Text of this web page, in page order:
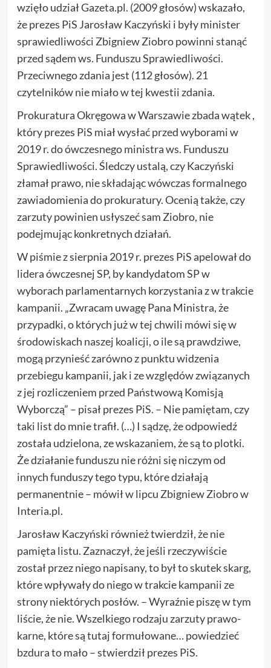
wzięło udział Gazeta.pl. (2009 głosów) wskazało,
że prezes PiS Jarosław Kaczyński i były minister
sprawiedliwości Zbigniew Ziobro powinni stanąć
przed sądem ws. Funduszu Sprawiedliwości.
Przeciwnego zdania jest (112 głosów). 21
czytelników nie miało w tej kwestii zdania.
Prokuratura Okręgowa w Warszawie zbada wątek ,
który prezes PiS miał wysłać przed wyborami w
2019 r. do ówczesnego ministra ws. Funduszu
Sprawiedliwości. Śledczy ustalą, czy Kaczyński
złamał prawo, nie składając wówczas formalnego
zawiadomienia do prokuratury. Ocenią także, czy
zarzuty powinien usłyszeć sam Ziobro, nie
podejmując konkretnych działań.
W piśmie z sierpnia 2019 r. prezes PiS apelował do
lidera ówczesnejSP, by kandydatom SP w
wyborach parlamentarnych korzystania z w trakcie
kampanii. „Zwracam uwagę Pana Ministra, że
przypadki, o których już w tej chwili mówi się w
środowiskach naszej koalicji, o ile są prawdziwe,
mogą przynieść zarówno z punktu widzenia
przebiegu kampanii, jak i ze względów związanych
z jej rozliczeniem przed Państwową Komisją
Wyborczą” – pisał prezes PiS. – Nie pamiętam, czy
taki list do mnie trafił. (…) I sądzę, że odpowiedź
została udzielona, ze wskazaniem, że są toplotki.
Że działanie funduszu nie różni się niczym od
innych funduszy tego typu, które działają
permanentnie – mówił w lipcu Zbigniew Ziobro w
Interia.pl.
Jarosław Kaczyński również twierdził, że nie
pamięta listu. Zaznaczył, że jeśli rzeczywiście
został przez niego napisany, to był to skutek skarg,
które wpływały do niego w trakcie kampanii ze
strony niektórych posłów. – Wyraźnie piszę w tym
liście, żenie.Wszelkiego rodzaju zarzuty prawo-
karne, które są tutaj formułowane… powiedzieć
bzdura to mało – stwierdził prezes PiS.